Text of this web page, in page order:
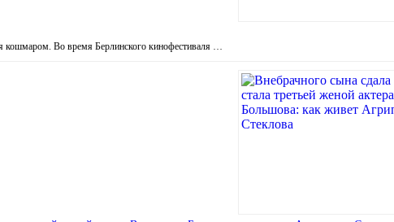
кошмаром. Во время Берлинского кинофестиваля …